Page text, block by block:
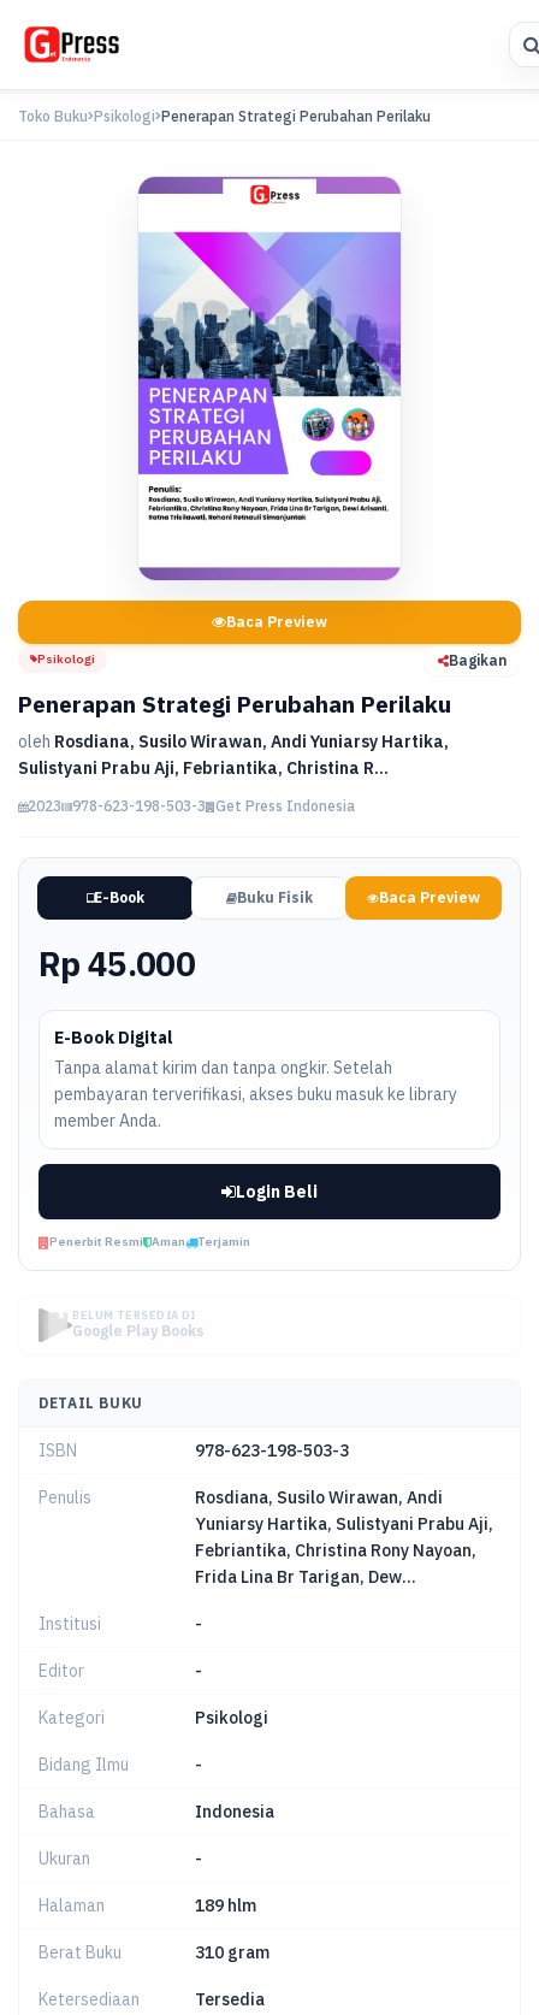
Toko Buku Psikologi Penerapan Strategi Perubahan Perilaku
Baca Preview
Psikologi Bagikan
Penerapan Strategi Perubahan Perilaku
oleh Rosdiana, Susilo Wirawan, Andi Yuniarsy Hartika,
Sulistyani Prabu Aji, Febriantika, Christina R...
2023 978-623-198-503-3 Get Press Indonesia
E-Book Buku Fisik Baca Preview
Rp 45.000
E-Book Digital
Tanpa alamat kirim dan tanpa ongkir. Setelah
pembayaran terverifikasi, akses buku masuk ke library
member Anda.
Login Beli
Penerbit Resmi Aman Terjamin
BELUM TERSEDIA DI
Google Play Books
DETAIL BUKU
ISBN 978-623-198-503-3
Penulis
Rosdiana, Susilo Wirawan, Andi
Yuniarsy Hartika, Sulistyani Prabu Aji,
Febriantika, Christina Rony Nayoan,
Frida Lina Br Tarigan, Dew...
Institusi -
Editor -
Kategori Psikologi
Bidang Ilmu -
Bahasa Indonesia
Ukuran -
Halaman 189 hlm
Berat Buku 310 gram
Ketersediaan Tersedia